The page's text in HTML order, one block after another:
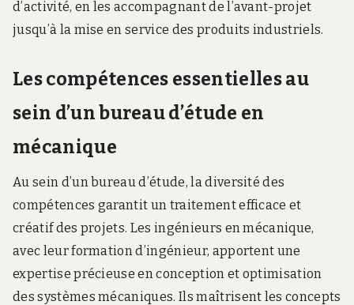
d’activité, en les accompagnant de l’avant-projet
jusqu’à la mise en service des produits industriels.
Les compétences essentielles au
sein d’un bureau d’étude en
mécanique
Au sein d’un bureau d’étude, la diversité des
compétences garantit un traitement efficace et
créatif des projets. Les ingénieurs en mécanique,
avec leur formation d’ingénieur, apportent une
expertise précieuse en conception et optimisation
des systèmes mécaniques. Ils maîtrisent les concepts